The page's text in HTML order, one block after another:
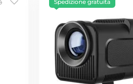
Spedizione gratuita